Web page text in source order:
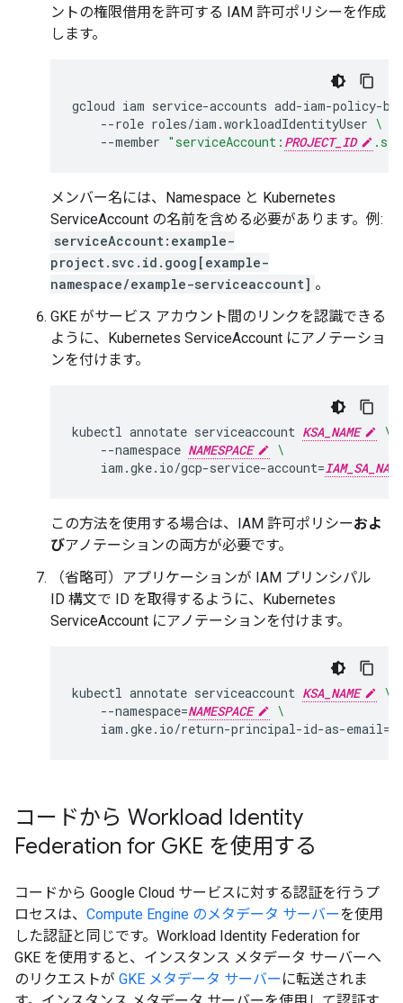
ントの権限借用を許可する IAM 許可ポリシーを作成
します。
gcloud iam service-accounts add-iam-policy-
--role roles/iam.workloadIdentityUser \
--member "serviceAccount: PROJECT_ID
メンバー名には、Namespace と Kubernetes
ServiceAccount の名前を含める必要があります。例:
serviceAccount:example-
project.svc.id.goog[example-
namespace/example-serviceaccount] 。
GKE がサービス アカウント間のリンクを認識できる
ように、Kubernetes ServiceAccount にアノテーショ
ンを付けます。
kubectl annotate serviceaccount KSA_NAME
\
--namespace NAMESPACE
\
iam.gke.io/gcp-service-account=IAM_SA_NAME
この方法を使用する場合は、IAM 許可ポリシーおよ
びアノテーションの両方が必要です。
（省略可）アプリケーションが IAM プリンシパル
ID 構文で ID を取得するように、Kubernetes
ServiceAccount にアノテーションを付けます。
kubectl annotate serviceaccount KSA_NAME
\
--namespace=NAMESPACE
\
iam.gke.io/return-principal-id-as-email=
コードから Workload Identity
Federation for GKE を使用する
コードから Google Cloud サービスに対する認証を行うプ
ロセスは、 Compute Engine のメタデータ サーバーを使用
した認証と同じです。Workload Identity Federation for
GKE を使用すると、インスタンス メタデータ サーバーへ
のリクエストが GKE メタデータ サーバー に転送されま